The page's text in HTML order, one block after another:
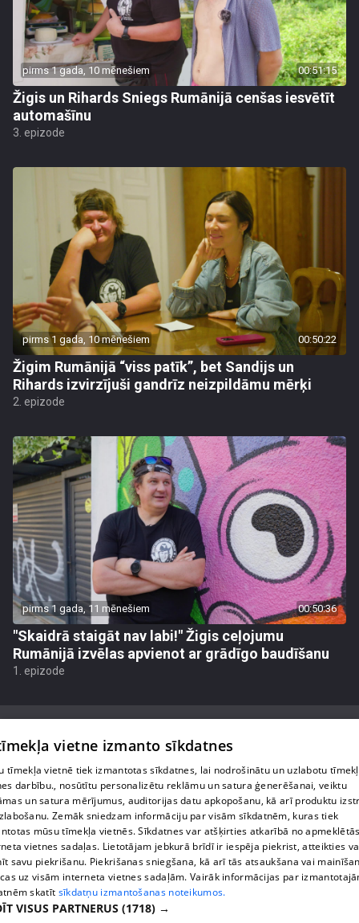
pirms 1 gada, 10 mēnešiem 00:51:15
Žigis un Rihards Sniegs Rumānijā cenšas iesvētīt
automašīnu
3. epizode
pirms 1 gada, 10 mēnešiem 00:50:22
Žigim Rumānijā “viss patīk”, bet Sandijs un
Rihards izvirzījuši gandrīz neizpildāmu mērķi
2. epizode
pirms 1 gada, 11 mēnešiem 00:50:36
"Skaidrā staigāt nav labi!" Žigis ceļojumu
Rumānijā izvēlas apvienot ar grādīgo baudīšanu
1. epizode
1188 play jautājumu gadījumā raksti:
Par mums
Privātuma politika
Sīkdatnes
Lietošanas noteikumi
vietne izmanto sīkdatnes
tīmekļa vietnē tiek izmantotas sīkdatnes, lai nodrošinātu un uzlabotu
darbību., nosūtītu personalizētu reklāmu un satura ģenerēšanai, veiktu
un satura mērījumus, auditorijas datu apkopošanu, kā arī produktu
Zemāk sniedzam informāciju par visām sīkdatnēm, kuras tiek
mūsu tīmekļa vietnēs. Sīkdatnes var atšķirties atkarībā no
vietnes sadaļas. Lietotājam jebkurā brīdī ir iespēja piekrist, atteikties
savu piekrišanu. Piekrišanas sniegšana, kā arī tās atsaukšana vai
uz visām interneta vietnes sadaļām. Vairāk informācijas par
skatīt sīkdatņu izmantošanas noteikumos.
VISUS PARTNERUS (1718) →